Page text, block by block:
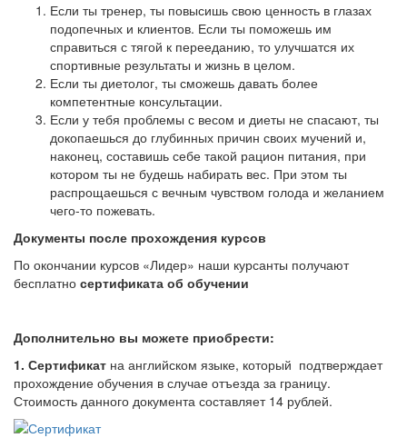
Если ты тренер, ты повысишь свою ценность в глазах
подопечных и клиентов. Если ты поможешь им
справиться с тягой к перееданию, то улучшатся их
спортивные результаты и жизнь в целом.
Если ты диетолог, ты сможешь давать более
компетентные консультации.
Если у тебя проблемы с весом и диеты не спасают, ты
докопаешься до глубинных причин своих мучений и,
наконец, составишь себе такой рацион питания, при
котором ты не будешь набирать вес. При этом ты
распрощаешься с вечным чувством голода и желанием
чего-то пожевать.
Документы после прохождения курсов
По окончании курсов «Лидер» наши курсанты получают
бесплатно сертификата об обучении
Дополнительно вы можете приобрести:
1. Сертификат на английском языке, который подтверждает
прохождение обучения в случае отъезда за границу.
Стоимость данного документа составляет 14 рублей.